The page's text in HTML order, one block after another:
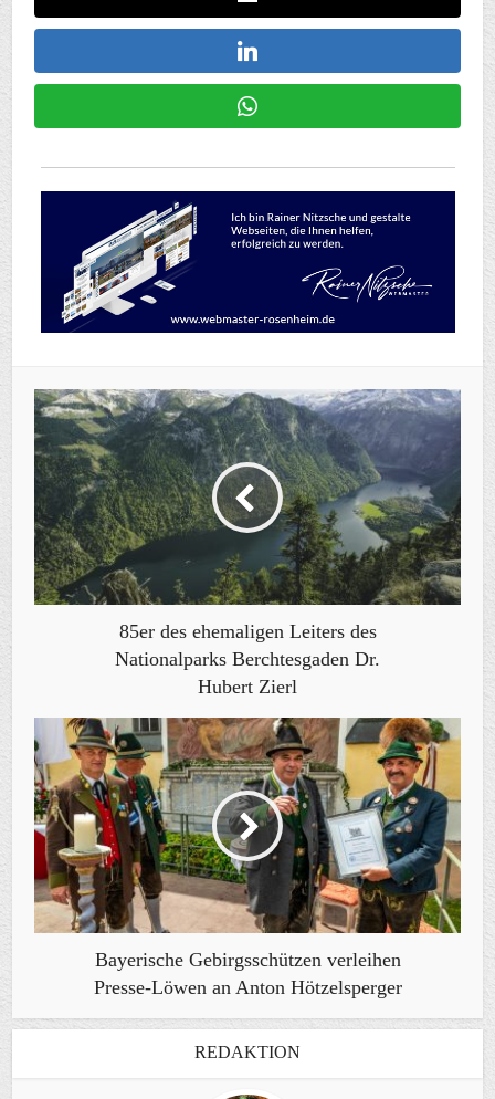
85er des ehemaligen Leiters des
Nationalparks Berchtesgaden Dr.
Hubert Zierl
Bayerische Gebirgsschützen verleihen
Presse-Löwen an Anton Hötzelsperger
REDAKTION